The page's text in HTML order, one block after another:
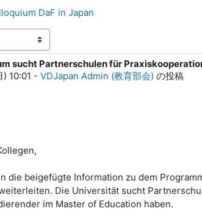
DaF in Japan
sucht Partnerschulen für
10:01 - VDJapan Admin (教育部会) の投稿
die beigefügte Information zu dem
Die Universität sucht
im Master of Education haben.